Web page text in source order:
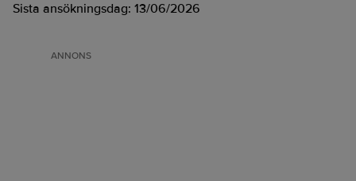
Sista ansökningsdag: 13/06/2026
ANNONS